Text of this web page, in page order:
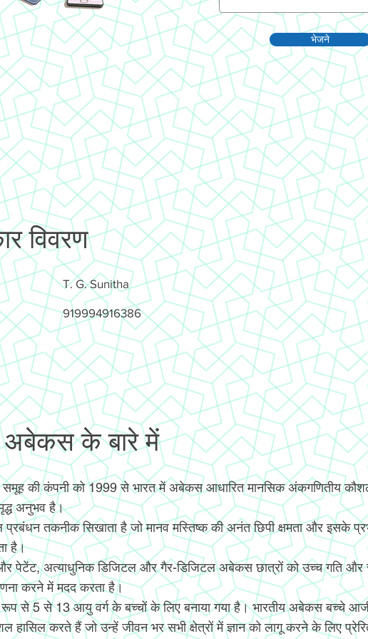
भेजने
विवरण
T. G. Sunitha
919994916386
अबेकस के बारे में
की कंपनी को 1999 से भारत में अबेकस आधारित मानसिक अंकगणितीय
अनुभव है।
प्रबंधन तकनीक सिखाता है जो मानव मस्तिष्क की अनंत छिपी क्षमता और इसके
है।
पेटेंट, अत्याधुनिक डिजिटल और गैर-डिजिटल अबेकस छात्रों को उच्च गति और
करने में मदद करता है।
रूप से 5 से 13 आयु वर्ग के बच्चों के लिए बनाया गया है। भारतीय अबेकस बच्चे
हासिल करते हैं जो उन्हें जीवन भर सभी क्षेत्रों में ज्ञान को लागू करने के लिए